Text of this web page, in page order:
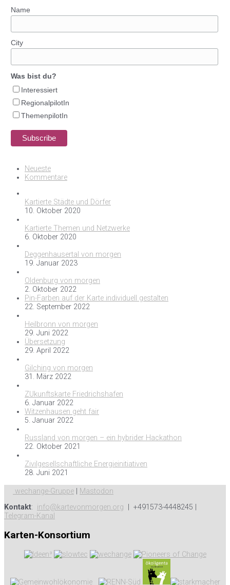
Name
City
Was bist du?
Interessiert
RegionalpilotIn
ThemenpilotIn
Neueste
Kommentare
Kartierte Städte und Dörfer
10. Oktober 2020
Kartierte Themen und Netzwerke
6. Oktober 2020
Deggenhausertal von morgen
19. Januar 2023
Oldenburg von morgen
2. Oktober 2022
Pin-Farben auf der Karte individuell gestalten
22. September 2022
Heilbronn von morgen
29. Juni 2022
Übersetzung
29. April 2022
Gilching von morgen
31. März 2022
ZUkunftskarte Friedrichshafen
6. Januar 2022
Witzenhausen geht fair
5. Januar 2022
Russland von morgen – ein hybrider Hackathon
22. Oktober 2021
Zivilgesellschaftliche Energieinitiativen
28. Juni 2021
wechange-Gruppe
Mastodon
Kontakt: info@kartevonmorgen.org | +491573-4448245 |
Telegram-Kanal
Karten-Konsortium